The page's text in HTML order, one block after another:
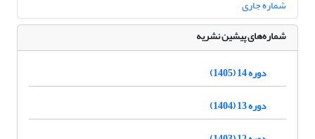
شماره جاری
شماره‌های پیشین نشریه
دوره 14 (1405)
دوره 13 (1404)